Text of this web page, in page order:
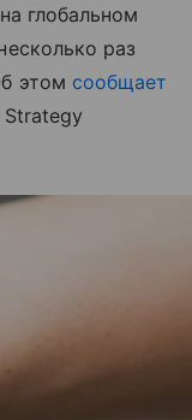
глобальном
раз
этом сообщает